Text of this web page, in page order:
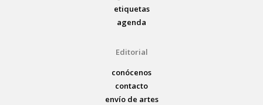
etiquetas
agenda
Editorial
conócenos
contacto
envío de artes